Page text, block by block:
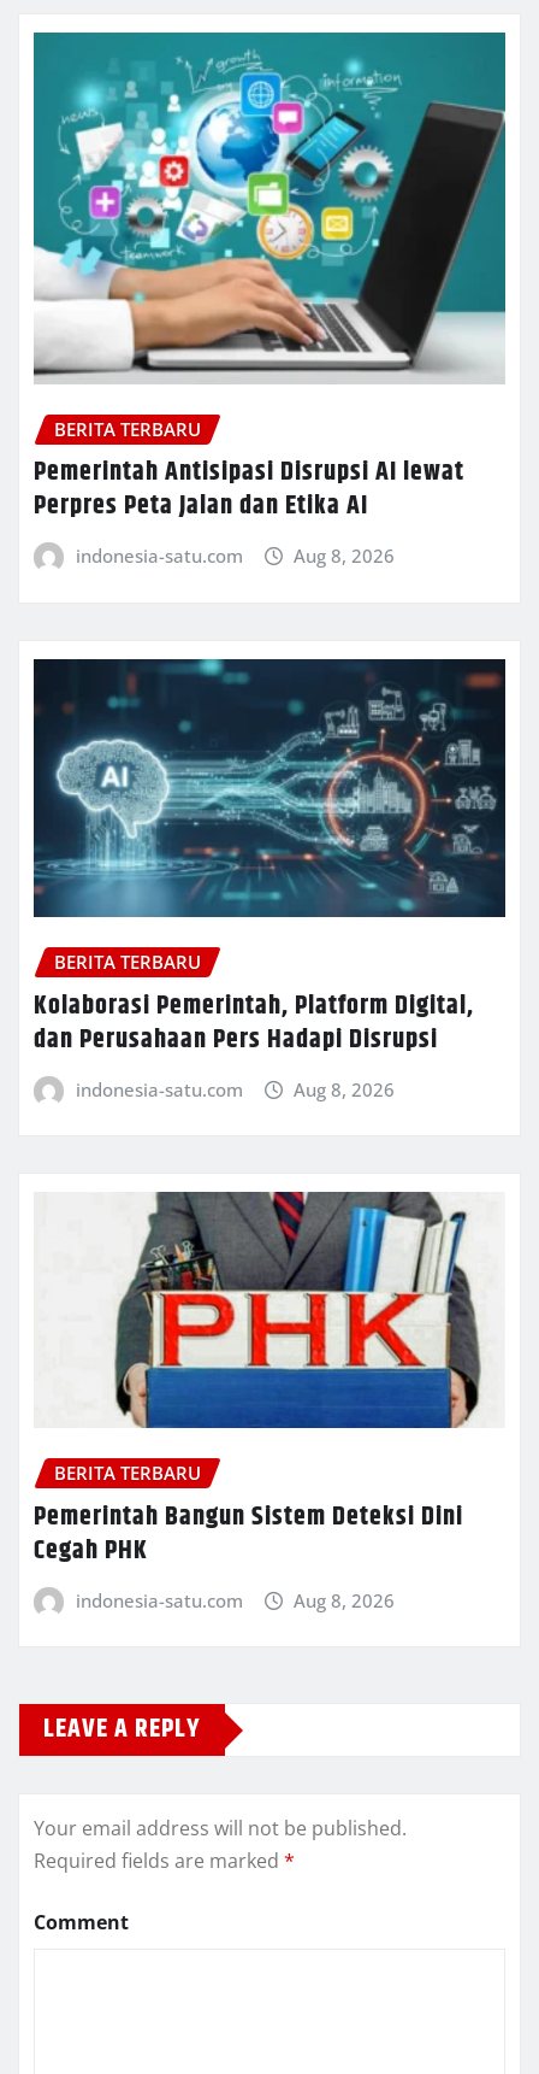
BERITA TERBARU
Pemerintah Antisipasi Disrupsi AI lewat
Perpres Peta Jalan dan Etika AI
indonesia-satu.com Aug 8, 2026
BERITA TERBARU
Kolaborasi Pemerintah, Platform Digital,
dan Perusahaan Pers Hadapi Disrupsi
indonesia-satu.com Aug 8, 2026
BERITA TERBARU
Pemerintah Bangun Sistem Deteksi Dini
Cegah PHK
indonesia-satu.com Aug 8, 2026
LEAVE A REPLY
Your email address will not be published.
Required fields are marked *
Comment